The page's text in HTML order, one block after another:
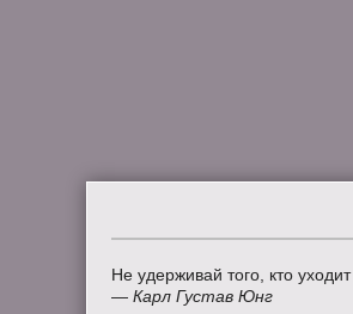
Не удерживай того, кто
— Карл Густав Юнг